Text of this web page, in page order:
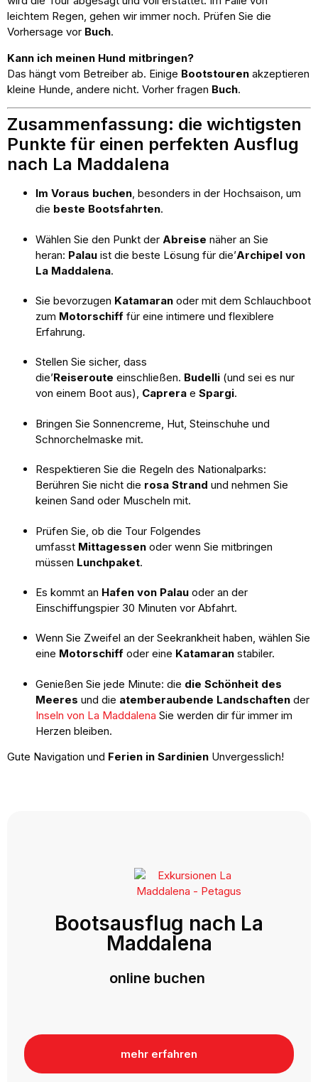
leichtem Regen, gehen wir immer noch. Prüfen Sie die
Vorhersage vor Buch.
Kann ich meinen Hund mitbringen?
Das hängt vom Betreiber ab. Einige Bootstouren akzeptieren
kleine Hunde, andere nicht. Vorher fragen Buch.
Zusammenfassung: die wichtigsten
Punkte für einen perfekten Ausflug
nach La Maddalena
Im Voraus buchen, besonders in der Hochsaison, um
die beste Bootsfahrten.
Wählen Sie den Punkt der Abreise näher an Sie
heran: Palau ist die beste Lösung für die’Archipel von
La Maddalena.
Sie bevorzugen Katamaran oder mit dem Schlauchboot
zum Motorschiff für eine intimere und flexiblere
Erfahrung.
Stellen Sie sicher, dass
die’Reiseroute einschließen. Budelli (und sei es nur
von einem Boot aus), Caprera e Spargi.
Bringen Sie Sonnencreme, Hut, Steinschuhe und
Schnorchelmaske mit.
Respektieren Sie die Regeln des Nationalparks:
Berühren Sie nicht die rosa Strand und nehmen Sie
keinen Sand oder Muscheln mit.
Prüfen Sie, ob die Tour Folgendes
umfasst Mittagessen oder wenn Sie mitbringen
müssen Lunchpaket.
Es kommt an Hafen von Palau oder an der
Einschiffungspier 30 Minuten vor Abfahrt.
Wenn Sie Zweifel an der Seekrankheit haben, wählen Sie
eine Motorschiff oder eine Katamaran stabiler.
Genießen Sie jede Minute: die die Schönheit des
Meeres und die atemberaubende Landschaften der
Inseln von La Maddalena Sie werden dir für immer im
Herzen bleiben.
Gute Navigation und Ferien in Sardinien Unvergesslich!
Bootsausflug nach La
Maddalena
online buchen
mehr erfahren